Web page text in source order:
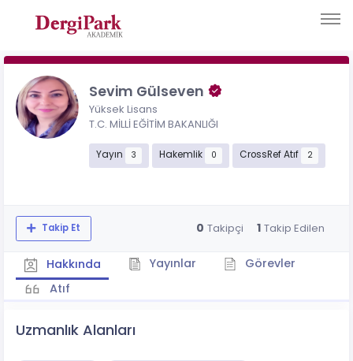
Sevim Gülseven
Yüksek Lisans
T.C. MİLLİ EĞİTİM BAKANLIĞI
Yayın 3 Hakemlik 0 CrossRef Atıf 2
Takip Et 0 Takipçi 1 Takip Edilen
Hakkında Yayınlar
Görevler
Atıf
Uzmanlık Alanları